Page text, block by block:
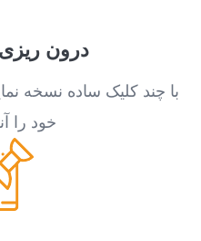
درون
با چند کلیک ساده نسخه
خود را